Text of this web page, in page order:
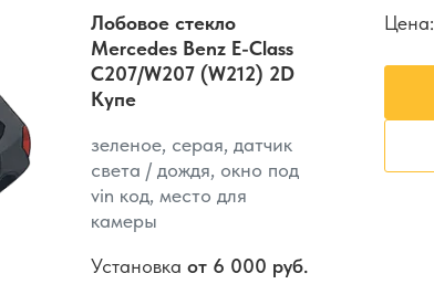
Лобовое стекло
Mercedes Benz E-Class
C207/W207 (W212) 2D
Купе
зеленое, серая, датчик
света / дождя, окно под
vin код, место для
камеры
Установка от 6 000 руб.
Цена: